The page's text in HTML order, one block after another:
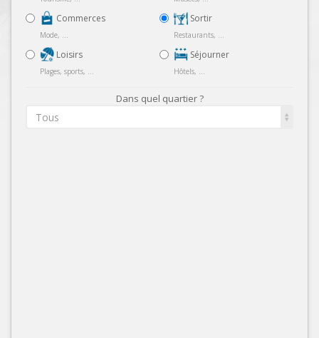
Commerces
Mode, ...
Loisirs
Plages, sports, ...
Sortir
Restaurants, ...
Séjourner
Hôtels, ...
Dans quel quartier ?
Tous